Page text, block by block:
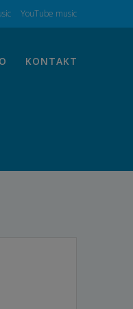
YouTube music
KONTAKT